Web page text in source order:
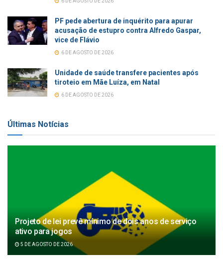
PF pede abertura de inquérito para apurar
acusação de estupro contra Alfredo Gaspar,
vice de Flávio
6 DE AGOSTO DE 2026
Unidade de saúde transfere pacientes após
tiroteio em Mãe Luíza, em Natal
6 DE AGOSTO DE 2026
Últimas Notícias
Projeto de lei prevê mínimo de dois anos de serviço
ativo para jogos
5 DE AGOSTO DE 2026